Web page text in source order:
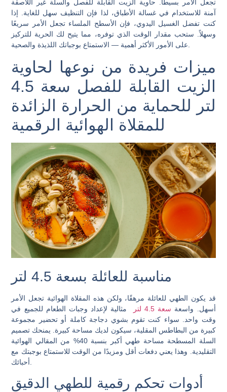
تجعل الأمر بسيطًا. حاوية الزيت القابلة للفصل والسلة غير اللاصقة
آمنة للاستخدام في غسالة الأطباق، لذا فإن التنظيف سهل للغاية. إذا
كنت تفضل الغسيل اليدوي، فإن الأسطح الملساء تجعل الأمر سريعًا
وسهلاً. ستحب مقدار الوقت الذي توفره، مما يتيح لك الحرية للتركيز
ميزات فريدة من نوعها لحاوية
الزيت القابلة للفصل سعة 4.5
لتر للحماية من الحرارة الزائدة
قد يكون الطهي للعائلة مرهقًا، ولكن هذه المقلاة الهوائية تجعل الأمر
أسهل. واسعة سعة 4.5 لتر
مثالية لإعداد وجبات الطعام للجميع في
وقت واحد. سواء كنت تقوم بشوي دجاجة كاملة أو تحضير مجموعة
كبيرة من البطاطس المقلية، سيكون لديك مساحة كبيرة. يمنحك تصميم
السلة المسطحة مساحة طهي أكبر بنسبة 40% من المقالي الهوائية
التقليدية. وهذا يعني دفعات أقل ومزيدًا من الوقت للاستمتاع بوجبتك مع
أدوات تحكم رقمية للطهي الدقيق